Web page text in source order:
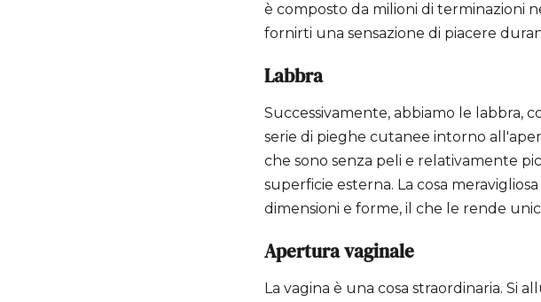
è composto da milioni di terminazioni
fornirti una sensazione di piacere
Labbra
Successivamente, abbiamo le labbra,
serie di pieghe cutanee intorno
che sono senza peli e relativamente
superficie esterna. La cosa
dimensioni e forme, il che le rende
Apertura vaginale
La vagina è una cosa straordinaria. Si